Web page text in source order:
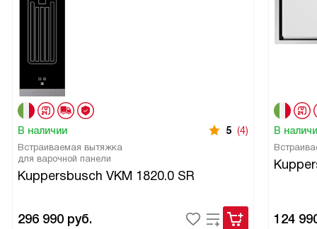
В наличии 5 (4)
Встраиваемая вытяжка
для варочной панели
Kuppersbusch VKM 1820.0 SR
296 990 руб.
В
124